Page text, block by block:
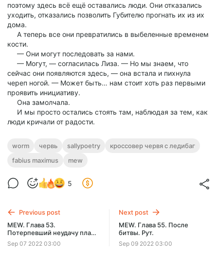
поэтому здесь всё ещё оставались люди. Они отказались
уходить, отказались позволить Губителю прогнать их из их
дома.
А теперь все они превратились в выбеленные временем
кости.
— Они могут последовать за нами.
— Могут, — согласилась Лиза. — Но мы знаем, что
сейчас они появляются здесь, — она встала и пихнула
череп ногой. — Может быть… нам стоит хоть раз первыми
проявить инициативу.
Она замолчала.
И мы просто остались стоять там, наблюдая за тем, как
люди кричали от радости.
worm червь sallypoetry
кроссовер червя с ледибаг
fabius maximus
mew
5
Previous post
MEW. Глава 53.
Потерпевший неудачу план
Котла и насмешки
Сплетницы.
Sep 07 2022 03:00
Next post
MEW. Глава 55. После
битвы. Рут.
Sep 09 2022 03:00